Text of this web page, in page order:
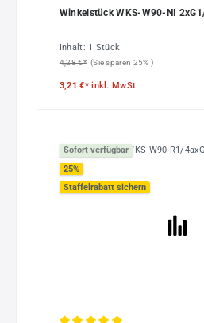
Winkelstück WKS-W90-NI
Inhalt: 1 Stück
4,28 €* (Sie sparen 25% )
3,21 €*inkl. MwSt.
Sofort verfügbar
25%
Staffelrabatt sichern